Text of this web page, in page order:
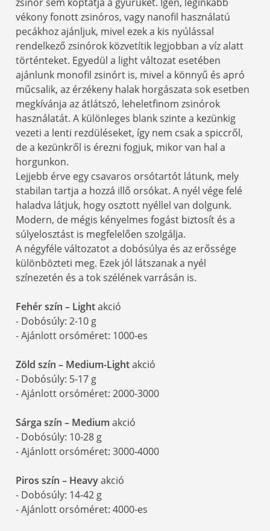
vékony fonott zsinóros, vagy nanofil használatú
pecákhoz ajánljuk, mivel ezek a kis nyúlással
rendelkező zsinórok közvetítik legjobban a víz alatt
történteket. Egyedül a light változat esetében
ajánlunk monofil zsinórt is, mivel a könnyű és apró
műcsalik, az érzékeny halak horgászata sok esetben
megkívánja az átlátszó, leheletfinom zsinórok
használatát. A különleges blank szinte a kezünkig
vezeti a lenti rezdüléseket, így nem csak a spiccről,
de a kezünkről is érezni fogjuk, mikor van hal a
horgunkon.
Lejjebb érve egy csavaros orsótartót látunk, mely
stabilan tartja a hozzá illő orsókat. A nyél vége felé
haladva látjuk, hogy osztott nyéllel van dolgunk.
Modern, de mégis kényelmes fogást biztosít és a
súlyelosztást is megfelelően szolgálja.
A négyféle változatot a dobósúlya és az erőssége
különbözteti meg. Ezek jól látszanak a nyél
színezetén és a tok szélének varrásán is.
Fehér szín – Lightakció
- Dobósúly: 2-10 g
- Ajánlott orsóméret: 1000-es
Zöld szín – Medium-Lightakció
- Dobósúly: 5-17 g
- Ajánlott orsóméret: 2000-3000
Sárga szín – Medium akció
- Dobósúly: 10-28 g
- Ajánlott orsóméret: 3000-4000
Piros szín – Heavyakció
- Dobósúly: 14-42 g
- Ajánlott orsóméret: 4000-es